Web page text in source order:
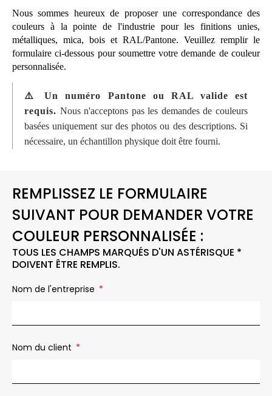
Nous sommes heureux de proposer une correspondance des
couleurs à la pointe de l'industrie pour les finitions unies,
métalliques, mica, bois et RAL/Pantone. Veuillez remplir le
formulaire ci-dessous pour soumettre votre demande de couleur
personnalisée.
⚠️ Un numéro Pantone ou RAL valide est
requis. Nous n'acceptons pas les demandes de couleurs
basées uniquement sur des photos ou des descriptions. Si
nécessaire, un échantillon physique doit être fourni.
REMPLISSEZ LE FORMULAIRE
SUIVANT POUR DEMANDER VOTRE
COULEUR PERSONNALISÉE :
TOUS LES CHAMPS MARQUÉS D'UN ASTÉRISQUE *
DOIVENT ÊTRE REMPLIS.
Nom de l'entreprise
Nom du client